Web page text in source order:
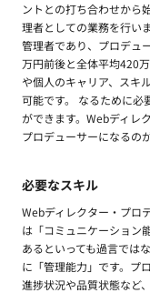
ントとの打ち合わせから
理者としての業務を行い
管理者であり、プロデュ
万円前後と全体平均420
や個人のキャリア、スキ
可能です。 なるために必
ができます。Webディレ
プロデューサーになるの
必要なスキル
Webディレクター・プロ
は「コミュニケーション
あるといっても過言では
に「管理能力」です。プ
進捗状況や品質状態など